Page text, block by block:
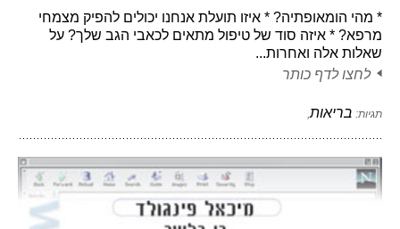
* מהי הומאופתיה? * איזו תועלת אנחנו יכולים להפיק מצמחי
מרפא? * איזה סוד של טיפול מתאים לכאבי הגב שלך? על
שאלות אלה ואחרות...
לחצו לדף כותר
תגיות: בריאות